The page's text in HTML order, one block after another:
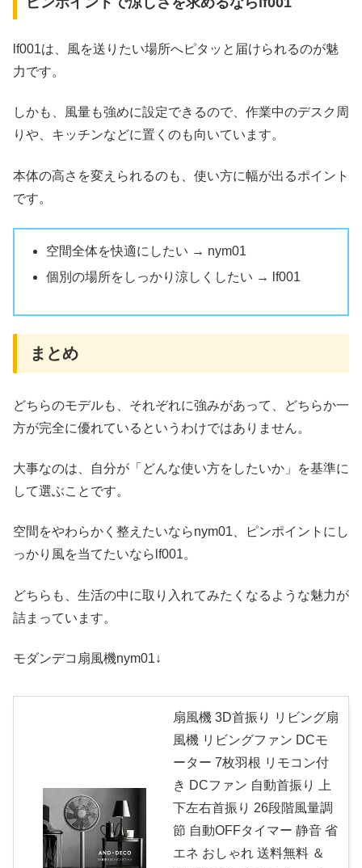
lf001は、風を送りたい場所へピタッと届けられるのが魅
力です。
しかも、風量も強めに設定できるので、作業中のデスク周
りや、キッチンなどに置くのも向いています。
本体の高さを変えられるのも、使い方に幅が出るポイント
です。
空間全体を快適にしたい → nym01
個別の場所をしっかり涼しくしたい → lf001
まとめ
どちらのモデルも、それぞれに強みがあって、どちらか一
方が完全に優れているというわけではありません。
大事なのは、自分が「どんな使い方をしたいか」を基準に
して選ぶことです。
空間をやわらかく整えたいならnym01、ピンポイントにし
っかり風を当てたいならlf001。
どちらも、生活の中に取り入れてみたくなるような魅力が
詰まっています。
モダンデコ扇風機nym01↓
扇風機 3D首振り リビング扇
風機 リビングファン DCモ
ーター 7枚羽根 リモコン付
き DCファン 自動首振り 上
下左右首振り 26段階風量調
節 自動OFFタイマー 静音 省
エネ おしゃれ 送料無料 ＆